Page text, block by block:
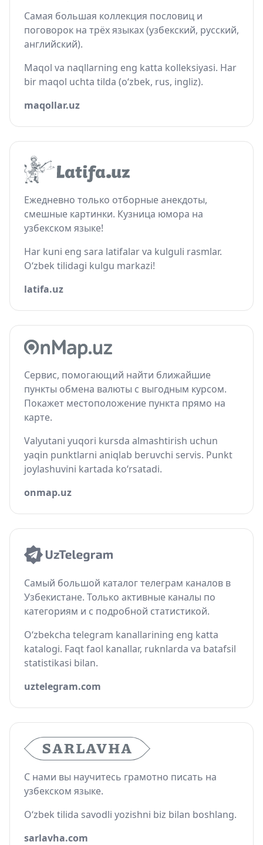
Самая большая коллекция пословиц и
поговорок на трёх языках (узбекский, русский,
английский).
Maqol va naqllarning eng katta kolleksiyasi. Har
bir maqol uchta tilda (o‘zbek, rus, ingliz).
maqollar.uz
Ежедневно только отборные анекдоты,
смешные картинки. Кузница юмора на
узбекском языке!
Har kuni eng sara latifalar va kulguli rasmlar.
O‘zbek tilidagi kulgu markazi!
latifa.uz
Сервис, помогающий найти ближайшие
пункты обмена валюты с выгодным курсом.
Покажет местоположение пункта прямо на
карте.
Valyutani yuqori kursda almashtirish uchun
yaqin punktlarni aniqlab beruvchi servis. Punkt
joylashuvini kartada ko‘rsatadi.
onmap.uz
Самый большой каталог телеграм каналов в
Узбекистане. Только активные каналы по
категориям и с подробной статистикой.
O‘zbekcha telegram kanallarining eng katta
katalogi. Faqt faol kanallar, ruknlarda va batafsil
statistikasi bilan.
uztelegram.com
С нами вы научитесь грамотно писать на
узбекском языке.
O‘zbek tilida savodli yozishni biz bilan boshlang.
sarlavha.com